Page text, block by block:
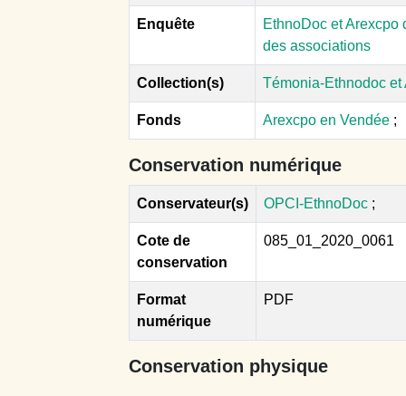
Enquête
EthnoDoc et Arexcpo
des associations
Collection(s) Témonia-Ethnodoc
Fonds Arexcpo en Vendée ;
Conservation numérique
Conservateur(s) OPCI-EthnoDoc ;
Cote de
conservation
085_01_2020_0061
Format
numérique
PDF
Conservation physique